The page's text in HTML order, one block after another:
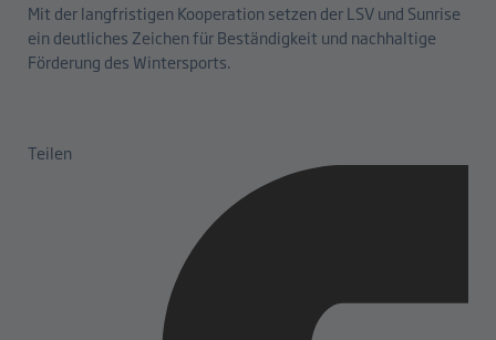
Mit der langfristigen Kooperation setzen der LSV und Sunrise
ein deutliches Zeichen für Beständigkeit und nachhaltige
Förderung des Wintersports.
Teilen